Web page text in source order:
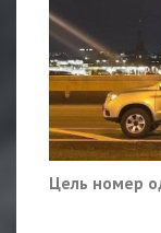
Цель номер